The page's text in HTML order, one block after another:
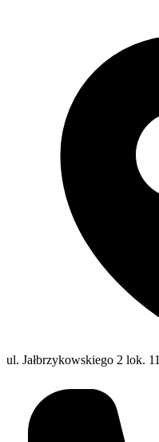
ul. Jałbrzykowskiego 2 lok. 11